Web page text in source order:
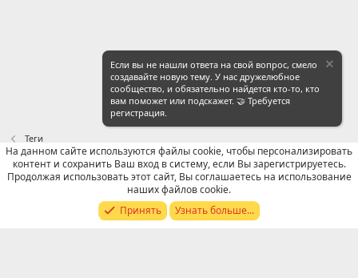
Теги
Russian (RU)
Условия и правила
Политика конфиденциальности
Помощь
R
S
Если вы не нашли ответа на свой вопрос, смело
создавайте новую тему. У нас дружелюбное
сообщество, и обязательно найдется кто-то, кто
вам поможет или подскажет. 🤝 Требуется
регистрация.
На данном сайте используются файлы cookie, чтобы персонализировать
контент и сохранить Ваш вход в систему, если Вы зарегистрируетесь.
Продолжая использовать этот сайт, Вы соглашаетесь на использование
наших файлов cookie.
Принять
Узнать больше...